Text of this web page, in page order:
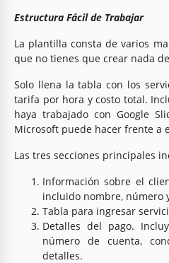
Estructura Fácil de Trabajar
La plantilla consta de varios
que no tienes que crear nada
Solo llena la tabla con los
tarifa por hora y costo total.
haya trabajado con Google
Microsoft puede hacer frente a
Las tres secciones principales
Información sobre el
incluido nombre, número
Tabla para ingresar
Detalles del pago.
número de cuenta,
detalles.